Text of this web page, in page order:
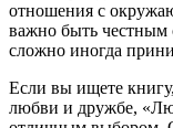
отношения с
важно быть честным
сложно иногда
Если вы ищете книгу,
любви и дружбе,